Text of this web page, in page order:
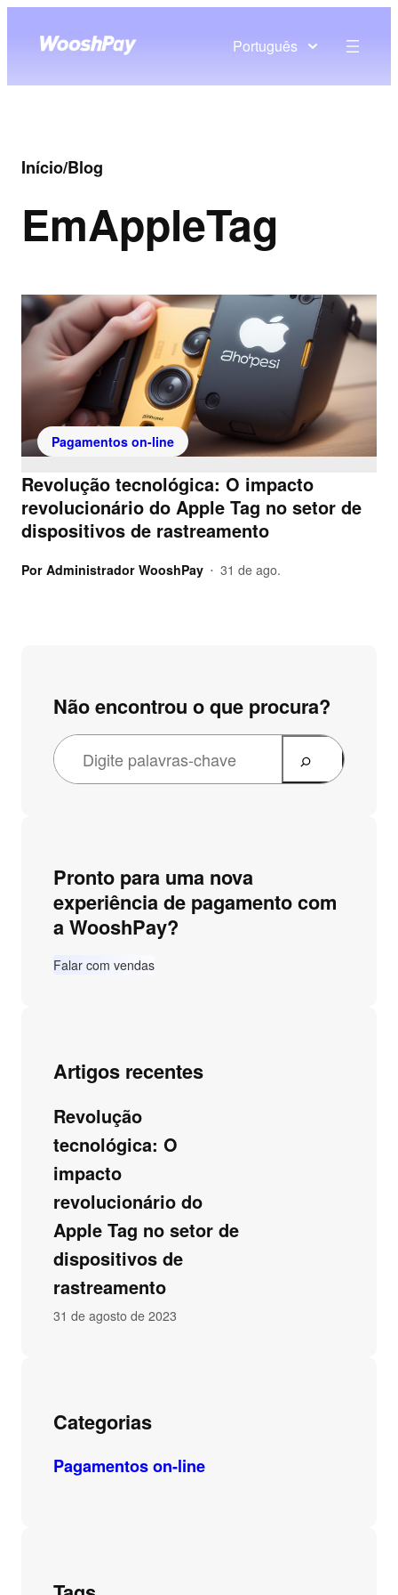
Português
Início/Blog
EmAppleTag
Pagamentos on-line
Revolução tecnológica: O impacto
revolucionário do Apple Tag no setor de
dispositivos de rastreamento
Por Administrador WooshPay • 31 de ago.
Não encontrou o que procura?
Pronto para uma nova
experiência de pagamento com
a WooshPay?
Falar com vendas
Artigos recentes
Revolução
tecnológica: O
impacto
revolucionário do
Apple Tag no setor de
dispositivos de
rastreamento
31 de agosto de 2023
Categorias
Pagamentos on-line